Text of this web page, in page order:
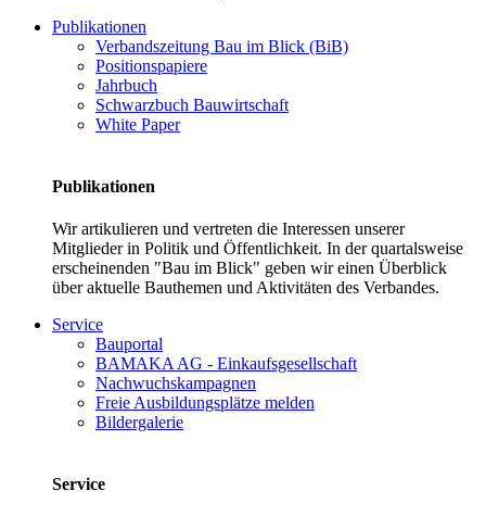
Publikationen
Verbandszeitung Bau im Blick (BiB)
Positionspapiere
Jahrbuch
Schwarzbuch Bauwirtschaft
White Paper
Publikationen
Wir artikulieren und vertreten die Interessen unserer
Mitglieder in Politik und Öffentlichkeit. In der quartalsweise
erscheinenden "Bau im Blick" geben wir einen Überblick
über aktuelle Bauthemen und Aktivitäten des Verbandes.
Service
Bauportal
BAMAKA AG - Einkaufsgesellschaft
Nachwuchskampagnen
Freie Ausbildungsplätze melden
Bildergalerie
Service